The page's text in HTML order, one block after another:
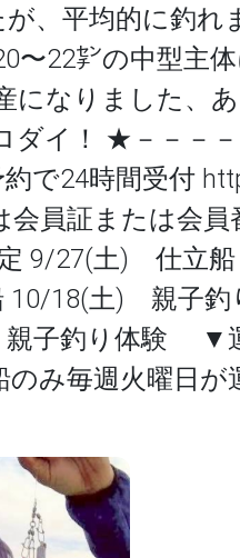
、平均的に釣れ
〜22㌢の中型主
になりました、
ダイ！ ★－－－
で24時間受付
会員証または会
9/27(土) 仕立
10/18(土) 親子
子釣り体験 ▼
のみ毎週火曜日